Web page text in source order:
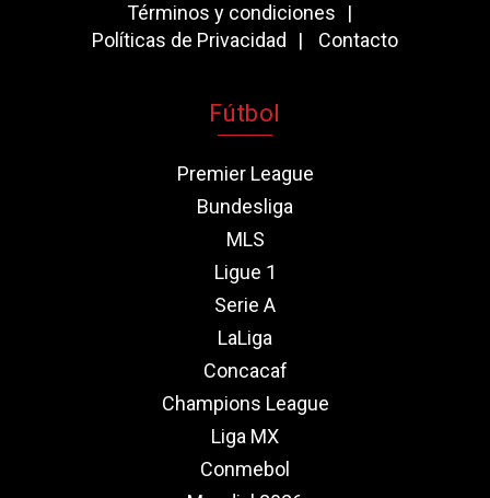
Términos y condiciones
Políticas de Privacidad
Contacto
Fútbol
Premier League
Bundesliga
MLS
Ligue 1
Serie A
LaLiga
Concacaf
Champions League
Liga MX
Conmebol